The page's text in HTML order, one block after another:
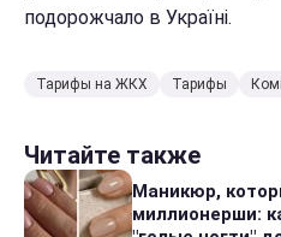
подорожчало в Україні.
Тарифы на ЖКХ Тарифы
Читайте также
Маникюр,
миллионерши: